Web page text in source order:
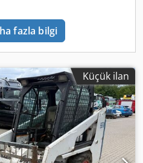
fazla bilgi
Küçük ilan